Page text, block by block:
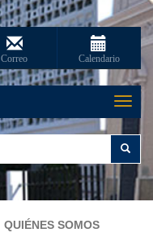
Calendario
Correo
Toggle
QUIÉNES SOMOS